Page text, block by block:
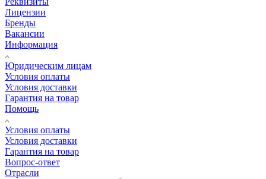
Лицензии
Бренды
Вакансии
Информация
Юридическим лицам
Условия оплаты
Условия доставки
Гарантия на товар
Помощь
Условия оплаты
Условия доставки
Гарантия на товар
Вопрос-ответ
Отрасли